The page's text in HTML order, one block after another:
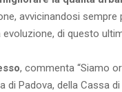
avvicinandosi sempre
di questo
, commenta “Siamo
Padova, della Cassa